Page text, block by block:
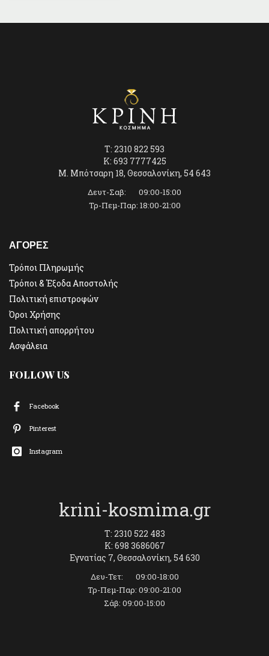
T: 2310 822 593
K: 693 7777425
Μ. Μπότσαρη 18, Θεσσαλονίκη, 54 643
Δευτ-Σαβ: 09:00-15:00
Τρ-Πεμ-Παρ: 18:00-21:00
ΑΓΟΡΕΣ
Τρόποι Πληρωμής
Τρόποι & Έξοδα Αποστολής
Πολιτική επιστροφών
Όροι Χρήσης
Πολιτική απορρήτου
Ασφάλεια
FOLLOW US
Facebook
Pinterest
Instagram
krini-kosmima.gr
T: 2310 522 483
K: 698 3686067
Εγνατίας 7, Θεσσαλονίκη, 54 630
Δευ-Τετ: 09:00-18:00
Τρ-Πεμ-Παρ: 09:00-21:00
Σάβ: 09:00-15:00